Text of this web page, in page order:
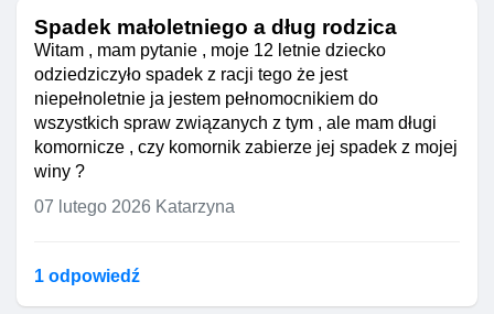
Spadek małoletniego a dług rodzica
Witam , mam pytanie , moje 12 letnie dziecko
odziedziczyło spadek z racji tego że jest
niepełnoletnie ja jestem pełnomocnikiem do
wszystkich spraw związanych z tym , ale mam długi
komornicze , czy komornik zabierze jej spadek z mojej
winy ?
07 lutego 2026 Katarzyna
1 odpowiedź